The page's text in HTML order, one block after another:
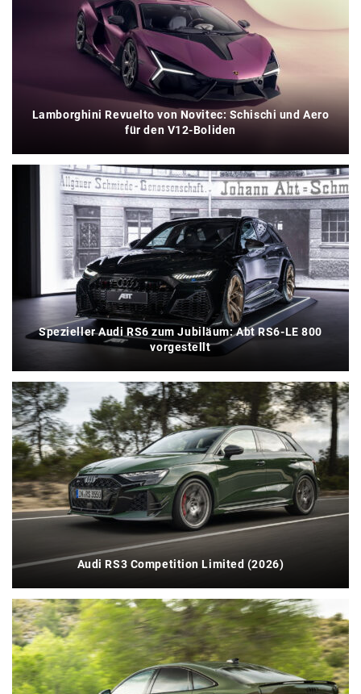
Lamborghini Revuelto von Novitec: Schischi und Aero
für den V12-Boliden
Spezieller Audi RS6 zum Jubiläum: Abt RS6-LE 800
vorgestellt
Audi RS3 Competition Limited (2026)